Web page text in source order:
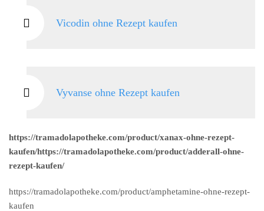
Vicodin ohne Rezept kaufen
Vyvanse ohne Rezept kaufen
https://tramadolapotheke.com/product/xanax-ohne-rezept-
kaufen/https://tramadolapotheke.com/product/adderall-ohne-
rezept-kaufen/
https://tramadolapotheke.com/product/amphetamine-ohne-rezept-
kaufen